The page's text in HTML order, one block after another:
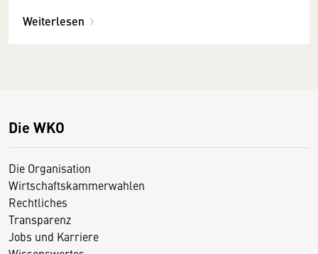
Weiterlesen
Die WKO
Die Organisation
Wirtschaftskammerwahlen
Rechtliches
Transparenz
Jobs und Karriere